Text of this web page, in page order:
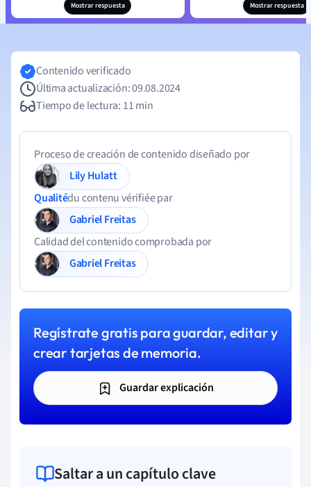
Mostrar respuesta Mostrar respuesta
Contenido verificado
Última actualización: 09.08.2024
Tiempo de lectura: 11 min
Proceso de creación de contenido diseñado por
Lily Hulatt
Qualitédu contenu vérifiée par
Gabriel Freitas
Calidad del contenido comprobada por
Gabriel Freitas
Regístrate gratis para guardar, editar y
crear tarjetas de memoria.
Guardar explicación
Saltar a un capítulo clave